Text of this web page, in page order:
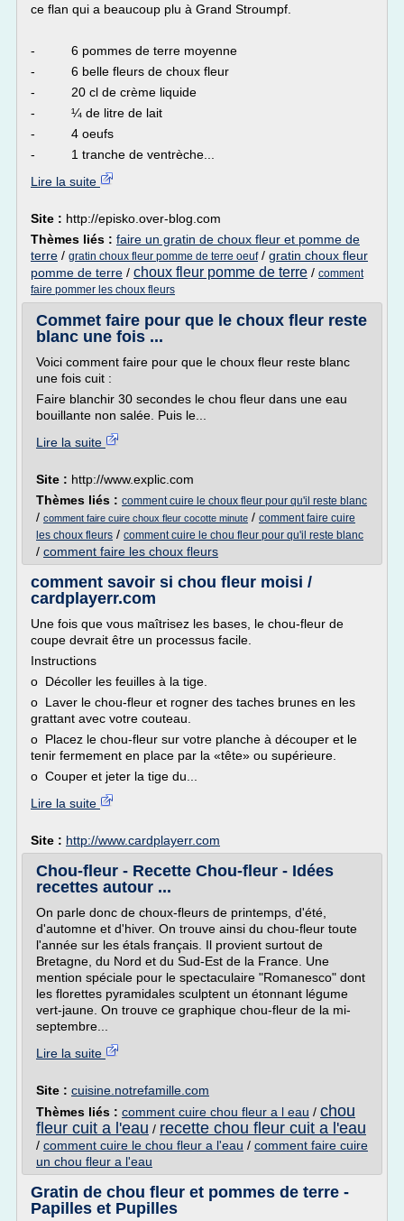
ce flan qui a beaucoup plu à Grand Stroumpf.
- 6 pommes de terre moyenne
- 6 belle fleurs de choux fleur
- 20 cl de crème liquide
- ¼ de litre de lait
- 4 oeufs
- 1 tranche de ventrèche...
Lire la suite
Site : http://episko.over-blog.com
Thèmes liés : faire un gratin de choux fleur et pomme de
terre / gratin choux fleur pomme de terre oeuf/ gratin choux fleur
pomme de terre / choux fleur pomme de terre / comment
faire pommer les choux fleurs
Commet faire pour que le choux fleur reste
blanc une fois ...
Voici comment faire pour que le choux fleur reste blanc
une fois cuit :
Faire blanchir 30 secondes le chou fleur dans une eau
bouillante non salée. Puis le...
Lire la suite
Site : http://www.explic.com
Thèmes liés : comment cuire le choux fleur pour qu'il reste blanc
/ comment faire cuire choux fleur cocotte minute / comment faire cuire
les choux fleurs / comment cuire le chou fleur pour qu'il reste blanc
/ comment faire les choux fleurs
comment savoir si chou fleur moisi /
cardplayerr.com
Une fois que vous maîtrisez les bases, le chou-fleur de
coupe devrait être un processus facile.
Instructions
o Décoller les feuilles à la tige.
o Laver le chou-fleur et rogner des taches brunes en les
grattant avec votre couteau.
o Placez le chou-fleur sur votre planche à découper et le
tenir fermement en place par la «tête» ou supérieure.
o Couper et jeter la tige du...
Lire la suite
Site : http://www.cardplayerr.com
Chou-fleur - Recette Chou-fleur - Idées
recettes autour ...
On parle donc de choux-fleurs de printemps, d'été,
d'automne et d'hiver. On trouve ainsi du chou-fleur toute
l'année sur les étals français. Il provient surtout de
Bretagne, du Nord et du Sud-Est de la France. Une
mention spéciale pour le spectaculaire "Romanesco" dont
les florettes pyramidales sculptent un étonnant légume
vert-jaune. On trouve ce graphique chou-fleur de la mi-
septembre...
Lire la suite
Site : cuisine.notrefamille.com
Thèmes liés : comment cuire chou fleur a l eau / chou
fleur cuit a l'eau / recette chou fleur cuit a l'eau
/ comment cuire le chou fleur a l'eau / comment faire cuire
un chou fleur a l'eau
Gratin de chou fleur et pommes de terre -
Papilles et Pupilles